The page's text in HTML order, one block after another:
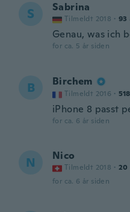
S Sabrina
Tilmeldt 2018 · 93
Genau, was ich
for ca. 5 år siden
B Birchem
Tilmeldt 2016 · 518
iPhone 8 passt
for ca. 6 år siden
N Nico
Tilmeldt 2018 · 20
for ca. 6 år siden